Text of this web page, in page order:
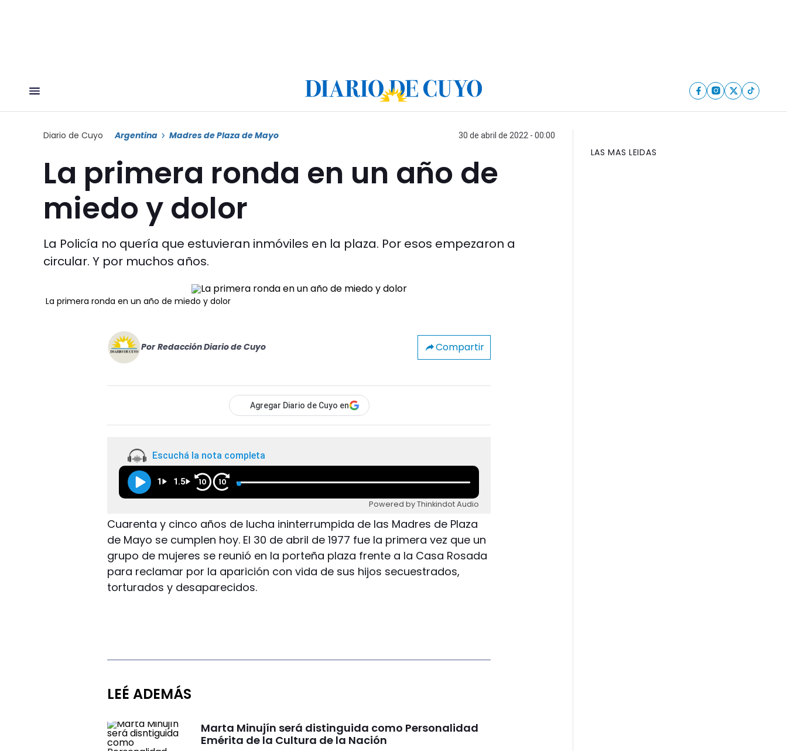
Diario de Cuyo Argentina Madres de Plaza de Mayo 30 de abril de 2022 - 00:00
La primera ronda en un año de
miedo y dolor
La Policía no quería que estuvieran inmóviles en la plaza. Por esos empezaron a
circular. Y por muchos años.
La primera ronda en un año de miedo y dolor
Por Redacción Diario de Cuyo Compartir
Agregar Diario de Cuyo en
Escuchá la nota completa
1 1.5 10 10
Powered by Thinkindot Audio
Cuarenta y cinco años de lucha ininterrumpida de las Madres de Plaza
de Mayo se cumplen hoy. El 30 de abril de 1977 fue la primera vez que un
grupo de mujeres se reunió en la porteña plaza frente a la Casa Rosada
para reclamar por la aparición con vida de sus hijos secuestrados,
torturados y desaparecidos.
LEÉ ADEMÁS
Marta Minujín será distinguida como Personalidad
Emérita de la Cultura de la Nación
LAS MAS LEIDAS